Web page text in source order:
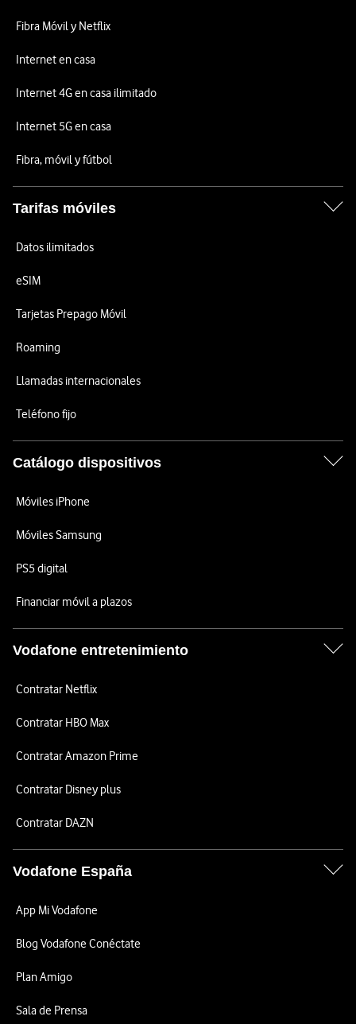
Fibra Móvil y Netflix
Internet en casa
Internet 4G en casa ilimitado
Internet 5G en casa
Fibra, móvil y fútbol
Tarifas móviles
Datos ilimitados
eSIM
Tarjetas Prepago Móvil
Roaming
Llamadas internacionales
Teléfono fijo
Catálogo dispositivos
Móviles iPhone
Móviles Samsung
PS5 digital
Financiar móvil a plazos
Vodafone entretenimiento
Contratar Netflix
Contratar HBO Max
Contratar Amazon Prime
Contratar Disney plus
Contratar DAZN
Vodafone España
App Mi Vodafone
Blog Vodafone Conéctate
Plan Amigo
Sala de Prensa